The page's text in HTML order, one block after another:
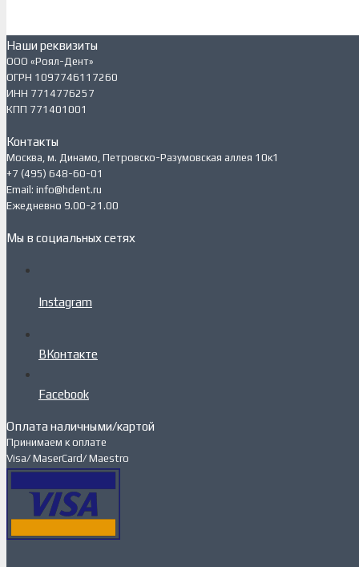
Наши реквизиты
ООО «Роял-Дент»
ОГРН 1097746117260
ИНН 7714776257
КПП 771401001
Контакты
Москва, м. Динамо, Петровско-Разумовская аллея 10к1
+7 (495) 648-60-01
Email: info@hdent.ru
Ежедневно 9.00-21.00
Мы в социальных сетях
Instagram
ВКонтакте
Facebook
Оплата наличными/картой
Принимаем к оплате
Visa/ MaserCard/ Maestro